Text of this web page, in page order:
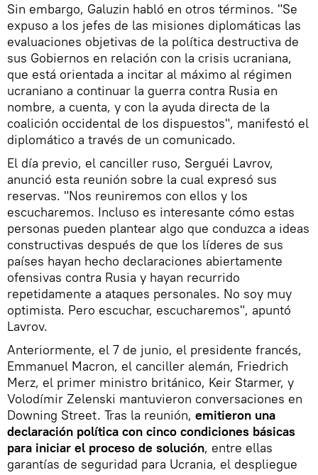
Sin embargo, Galuzin habló en otros términos. "Se
expuso a los jefes de las misiones diplomáticas las
evaluaciones objetivas de la política destructiva de
sus Gobiernos en relación con la crisis ucraniana,
que está orientada a incitar al máximo al régimen
ucraniano a continuar la guerra contra Rusia en
nombre, a cuenta, y con la ayuda directa de la
coalición occidental de los dispuestos", manifestó el
diplomático a través de un comunicado.
El día previo, el canciller ruso, Serguéi Lavrov,
anunció esta reunión sobre la cual expresó sus
reservas. "Nos reuniremos con ellos y los
escucharemos. Incluso es interesante cómo estas
personas pueden plantear algo que conduzca a ideas
constructivas después de que los líderes de sus
países hayan hecho declaraciones abiertamente
ofensivas contra Rusia y hayan recurrido
repetidamente a ataques personales. No soy muy
optimista. Pero escuchar, escucharemos", apuntó
Lavrov.
Anteriormente, el 7 de junio, el presidente francés,
Emmanuel Macron, el canciller alemán, Friedrich
Merz, el primer ministro británico, Keir Starmer, y
Volodímir Zelenski mantuvieron conversaciones en
Downing Street. Tras la reunión, emitieron una
declaración política con cinco condiciones básicas
para iniciar el proceso de solución, entre ellas
garantías de seguridad para Ucrania, el despliegue